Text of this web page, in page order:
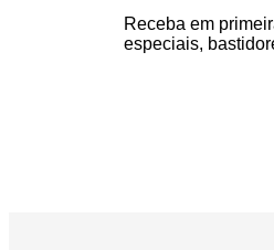
Receba em
especiais,